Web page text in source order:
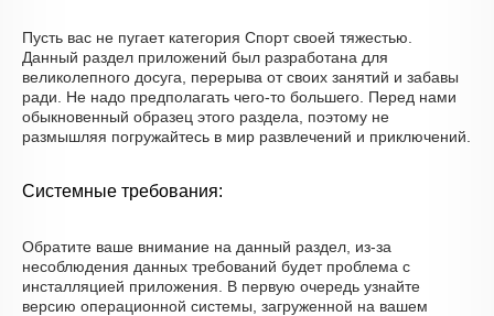
Пусть вас не пугает категория Спорт своей тяжестью.
Данный раздел приложений был разработана для
великолепного досуга, перерыва от своих занятий и забавы
ради. Не надо предполагать чего-то большего. Перед нами
обыкновенный образец этого раздела, поэтому не
размышляя погружайтесь в мир развлечений и приключений.
Системные требования:
Обратите ваше внимание на данный раздел, из-за
несоблюдения данных требований будет проблема с
инсталляцией приложения. В первую очередь узнайте
версию операционной системы, загруженной на вашем